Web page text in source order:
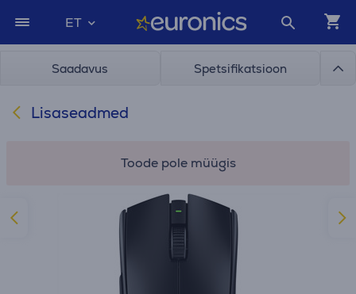
ET
Saadavus Spetsifikatsioon
Lisaseadmed
Toode pole müügis